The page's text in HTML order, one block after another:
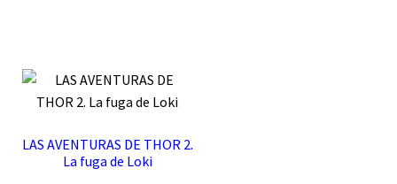
LAS AVENTURAS DE THOR 2.
La fuga de Loki